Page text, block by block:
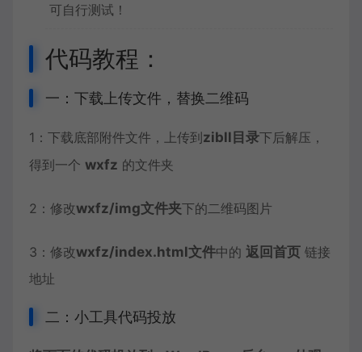
可自行测试！
代码教程：
一：下载上传文件，替换二维码
1：下载底部附件文件，上传到zibll目录下后解压，
得到一个 wxfz 的文件夹
2：修改wxfz/img文件夹下的二维码图片
3：修改wxfz/index.html文件中的 返回首页 链接
地址
二：小工具代码投放